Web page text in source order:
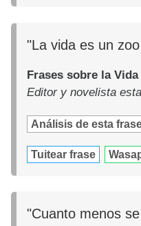
"La vida es un
Frases sobre la Vida
Editor y novelista
Análisis de esta
Tuitear frase
"Cuanto menos